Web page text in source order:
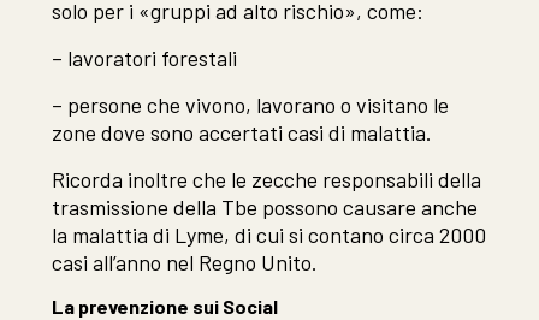
solo per i «gruppi ad alto rischio», come:
– lavoratori forestali
– persone che vivono, lavorano o visitano le
zone dove sono accertati casi di malattia.
Ricorda inoltre che le zecche responsabili della
trasmissione della Tbe possono causare anche
la malattia di Lyme, di cui si contano circa 2000
casi all’anno nel Regno Unito.
La prevenzione sui Social